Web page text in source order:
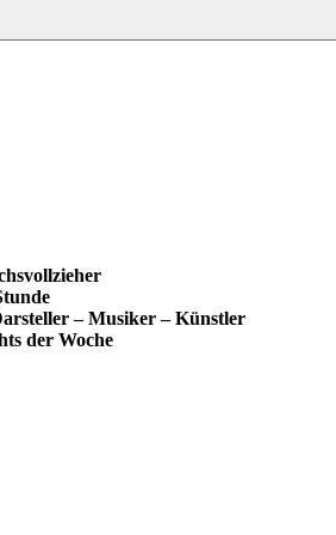
– Musiker – Künstler
der Woche